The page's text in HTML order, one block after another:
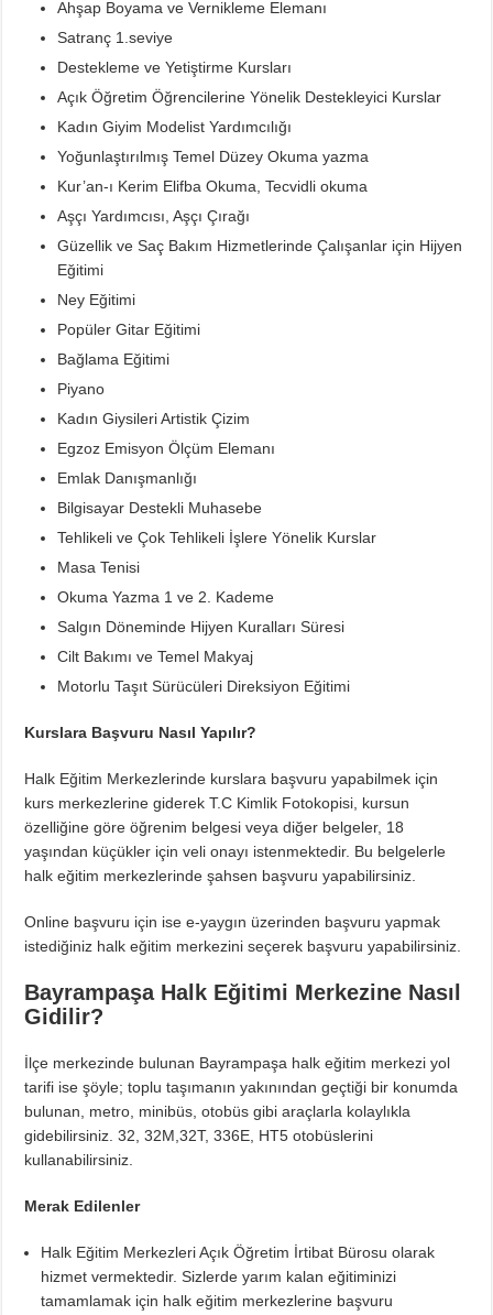
Ahşap Boyama ve Vernikleme Elemanı
Satranç 1.seviye
Destekleme ve Yetiştirme Kursları
Açık Öğretim Öğrencilerine Yönelik Destekleyici Kurslar
Kadın Giyim Modelist Yardımcılığı
Yoğunlaştırılmış Temel Düzey Okuma yazma
Kur’an-ı Kerim Elifba Okuma, Tecvidli okuma
Aşçı Yardımcısı, Aşçı Çırağı
Güzellik ve Saç Bakım Hizmetlerinde Çalışanlar için Hijyen
Eğitimi
Ney Eğitimi
Popüler Gitar Eğitimi
Bağlama Eğitimi
Piyano
Kadın Giysileri Artistik Çizim
Egzoz Emisyon Ölçüm Elemanı
Emlak Danışmanlığı
Bilgisayar Destekli Muhasebe
Tehlikeli ve Çok Tehlikeli İşlere Yönelik Kurslar
Masa Tenisi
Okuma Yazma 1 ve 2. Kademe
Salgın Döneminde Hijyen Kuralları Süresi
Cilt Bakımı ve Temel Makyaj
Motorlu Taşıt Sürücüleri Direksiyon Eğitimi
Kurslara Başvuru Nasıl Yapılır?
Halk Eğitim Merkezlerinde kurslara başvuru yapabilmek için
kurs merkezlerine giderek T.C Kimlik Fotokopisi, kursun
özelliğine göre öğrenim belgesi veya diğer belgeler, 18
yaşından küçükler için veli onayı istenmektedir. Bu belgelerle
halk eğitim merkezlerinde şahsen başvuru yapabilirsiniz.
Online başvuru için ise e-yaygın üzerinden başvuru yapmak
istediğiniz halk eğitim merkezini seçerek başvuru yapabilirsiniz.
Bayrampaşa Halk Eğitimi Merkezine Nasıl
Gidilir?
İlçe merkezinde bulunan Bayrampaşa halk eğitim merkezi yol
tarifi ise şöyle; toplu taşımanın yakınından geçtiği bir konumda
bulunan, metro, minibüs, otobüs gibi araçlarla kolaylıkla
gidebilirsiniz. 32, 32M,32T, 336E, HT5 otobüslerini
kullanabilirsiniz.
Merak Edilenler
Halk Eğitim Merkezleri Açık Öğretim İrtibat Bürosu olarak
hizmet vermektedir. Sizlerde yarım kalan eğitiminizi
tamamlamak için halk eğitim merkezlerine başvuru